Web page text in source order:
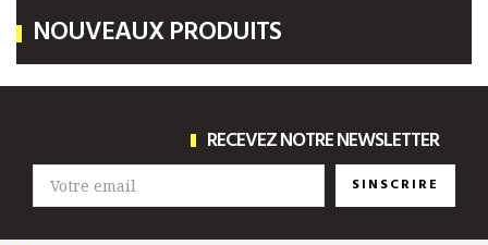
NOUVEAUX PRODUITS
RECEVEZ NOTRE NEWSLETTER
SINSCRIRE